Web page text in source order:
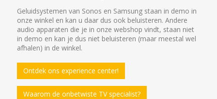
Geluidsystemen van Sonos en Samsung staan in demo in
onze winkel en kan u daar dus ook beluisteren. Andere
audio apparaten die je in onze webshop vindt, staan niet
in demo en kan je dus niet beluisteren (maar meestal wel
afhalen) in de winkel.
Ontdek ons experience center!
Waarom de onbetwiste TV specialist?